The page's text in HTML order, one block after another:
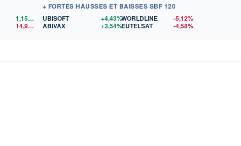
1,1559
$US
14,90$US
+ FORTES HAUSSES ET BAISSES SBF 120
UBISOFT
+4,43%
ABIVAX
+3,54%
WORLDLINE
-5,12%
EUTELSAT
-4,58%